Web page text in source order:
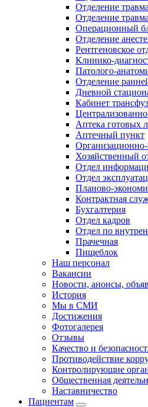
Отделение
Отделение
Операционный
Отделение
Рентгеновское
Клинико-
Патолого-
Отделение
Дневной
Кабинет
Аптека готовых
Аптечный пункт
Хозяйственный
Отдел
Отдел
Планово-
Контрактная
Бухгалтерия
Отдел кадров
Отдел по
Прачечная
Пищеблок
Наш персонал
Вакансии
Новости, анонсы,
История
Мы в СМИ
Достижения
Фотогалерея
Отзывы
Качество и
Противодействие
Контролирующие
Общественная
Наставничество
Пациентам